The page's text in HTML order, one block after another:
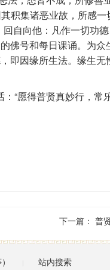
积集诸恶业故，所感一
自向他：凡作一切功
佛号和每日课诵。为众
即因缘所生法。缘生无
“愿得普贤真妙行，常
下一篇： 普
| 站内搜索